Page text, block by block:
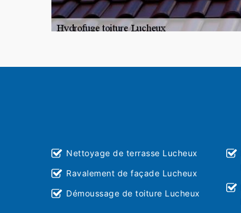
Nettoyage de terrasse Lucheux
Ravalement de façade Lucheux
Démoussage de toiture Lucheux